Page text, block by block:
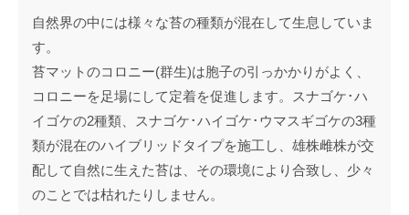
自然界の中には様々な苔の種類が混在して生息していま
す。
苔マットのコロニー(群生)は胞子の引っかかりがよく、
コロニーを足場にして定着を促進します。スナゴケ･ハ
イゴケの2種類、スナゴケ･ハイゴケ･ウマスギゴケの3種
類が混在のハイブリッドタイプを施工し、雄株雌株が交
配して自然に生えた苔は、その環境により合致し、少々
のことでは枯れたりしません。